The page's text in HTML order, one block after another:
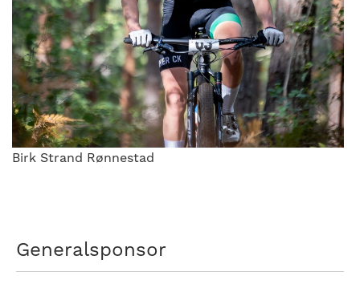
Birk Strand Rønnestad
Generalsponsor